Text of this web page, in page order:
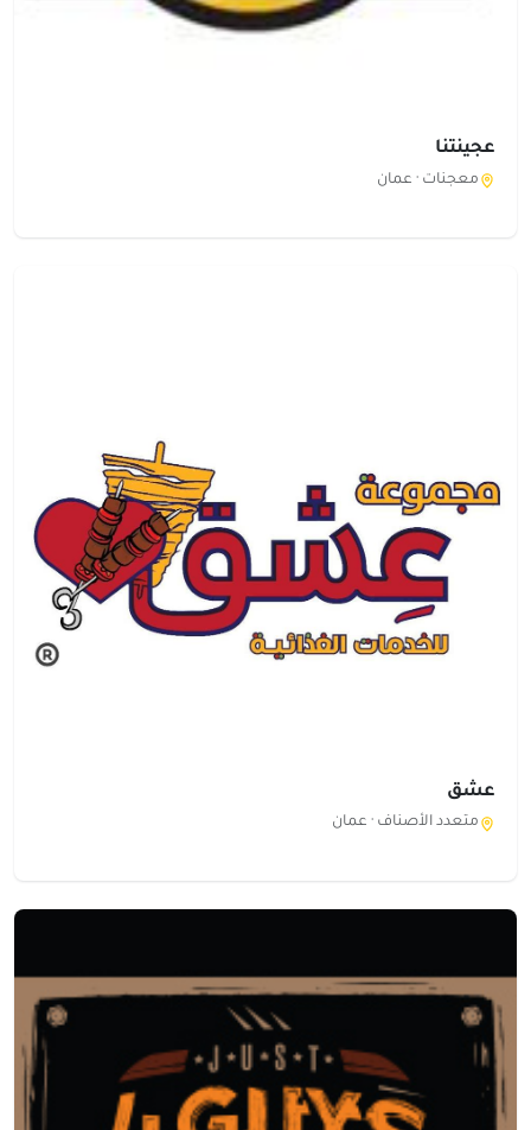
عجينتنا
معجنات · عمان
عشق
متعدد الأصناف · عمان